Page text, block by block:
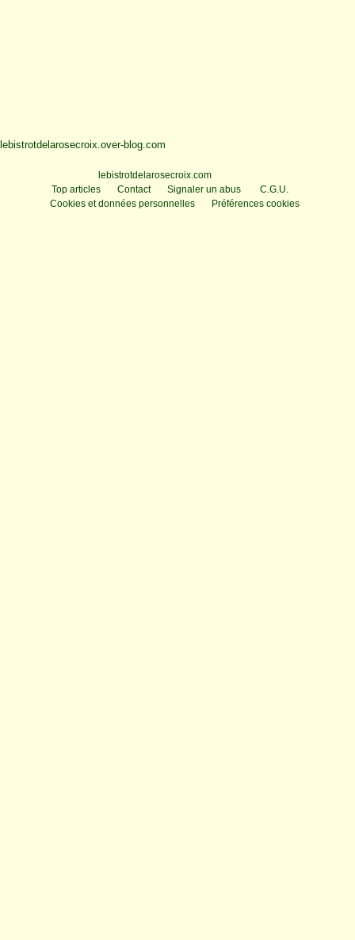
lebistrotdelarosecroix.over-blog.com
lebistrotdelarosecroix.com
Top articles
Contact Signaler un abus
C.G.U.
Cookies et données personnelles
Préférences cookies